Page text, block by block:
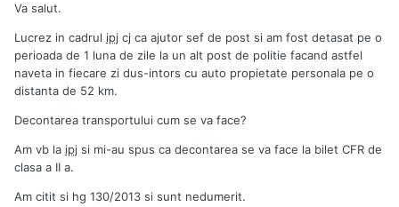
Va salut.
Lucrez in cadrul ipj cj ca ajutor sef de post si am fost detasat pe o
perioada de 1 luna de zile la un alt post de politie facand astfel
naveta in fiecare zi dus-intors cu auto propietate personala pe o
distanta de 52 km.
Decontarea transportului cum se va face?
Am vb la ipj si mi-au spus ca decontarea se va face la bilet CFR de
clasa a II a.
Am citit si hg 130/2013 si sunt nedumerit.